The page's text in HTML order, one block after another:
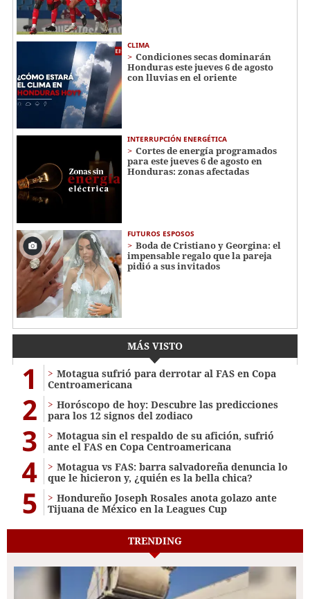
CLIMA
Condiciones secas dominarán
Honduras este jueves 6 de agosto
con lluvias en el oriente
INTERRUPCIÓN ENERGÉTICA
Cortes de energía programados
para este jueves 6 de agosto en
Honduras: zonas afectadas
FUTUROS ESPOSOS
Boda de Cristiano y Georgina: el
impensable regalo que la pareja
pidió a sus invitados
MÁS VISTO
1
Motagua sufrió para derrotar al FAS en Copa
Centroamericana
2
Horóscopo de hoy: Descubre las predicciones
para los 12 signos del zodiaco
3
Motagua sin el respaldo de su afición, sufrió
ante el FAS en Copa Centroamericana
4
Motagua vs FAS: barra salvadoreña denuncia lo
que le hicieron y, ¿quién es la bella chica?
5
Hondureño Joseph Rosales anota golazo ante
Tijuana de México en la Leagues Cup
TRENDING